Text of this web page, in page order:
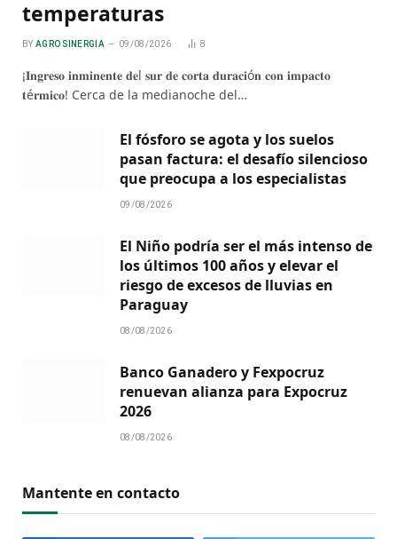
temperaturas
BY AGRO SINERGIA 09/08/2026 8
¡𝐈𝐧𝐠𝐫𝐞𝐬𝐨 𝐢𝐧𝐦𝐢𝐧𝐞𝐧𝐭𝐞 𝐝𝐞l 𝐬𝐮𝐫 𝐝𝐞 𝐜𝐨𝐫𝐭𝐚 𝐝𝐮𝐫𝐚𝐜𝐢ó𝐧 𝐜𝐨𝐧 𝐢𝐦𝐩𝐚𝐜𝐭𝐨
𝐭é𝐫𝐦𝐢𝐜𝐨! Cerca de la medianoche del…
El fósforo se agota y los suelos
pasan factura: el desafío silencioso
que preocupa a los especialistas
09/08/2026
El Niño podría ser el más intenso de
los últimos 100 años y elevar el
riesgo de excesos de lluvias en
Paraguay
08/08/2026
Banco Ganadero y Fexpocruz
renuevan alianza para Expocruz
2026
08/08/2026
Mantente en contacto